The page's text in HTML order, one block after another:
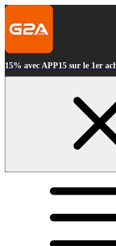
15% avec APP15 sur le 1er